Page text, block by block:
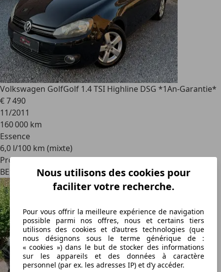
Nous utilisons des cookies pour
faciliter votre recherche.
Pour vous offrir la meilleure expérience de navigation
possible parmi nos offres, nous et certains tiers
utilisons des cookies et d’autres technologies (que
nous désignons sous le terme générique de :
« cookies ») dans le but de stocker des informations
sur les appareils et des données à caractère
personnel (par ex. les adresses IP) et d’y accéder.
Volkswagen GolfGolf 1.4 TSI Highline DSG *1An-Garantie*
€ 7 490
11/2011
160 000 km
Essence
6,0 l/100 km (mixte)
Professionnel
BE 1600